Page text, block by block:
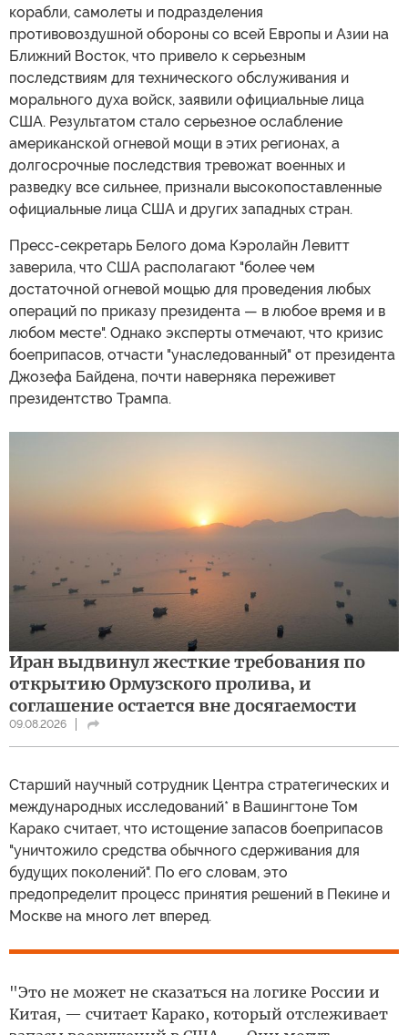
корабли, самолеты и подразделения
противовоздушной обороны со всей Европы и Азии на
Ближний Восток, что привело к серьезным
последствиям для технического обслуживания и
морального духа войск, заявили официальные лица
США. Результатом стало серьезное ослабление
американской огневой мощи в этих регионах, а
долгосрочные последствия тревожат военных и
разведку все сильнее, признали высокопоставленные
официальные лица США и других западных стран.
Пресс-секретарь Белого дома Кэролайн Левитт
заверила, что США располагают "более чем
достаточной огневой мощью для проведения любых
операций по приказу президента — в любое время и в
любом месте". Однако эксперты отмечают, что кризис
боеприпасов, отчасти "унаследованный" от президента
Джозефа Байдена, почти наверняка переживет
президентство Трампа.
Иран выдвинул жесткие требования по
открытию Ормузского пролива, и
соглашение остается вне досягаемости
09.08.2026
Cтарший научный сотрудник Центра стратегических и
международных исследований* в Вашингтоне Том
Карако считает, что истощение запасов боеприпасов
"уничтожило средства обычного сдерживания для
будущих поколений". По его словам, это
предопределит процесс принятия решений в Пекине и
Москве на много лет вперед.
"Это не может не сказаться на логике России и
Китая, — считает Карако, который отслеживает